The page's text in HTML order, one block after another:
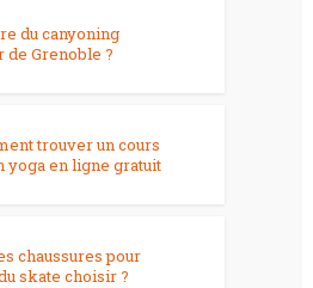
du canyoning
de Grenoble ?
trouver un cours
yoga en ligne gratuit
chaussures pour
skate choisir ?